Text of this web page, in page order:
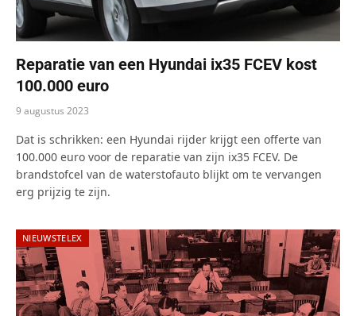
Reparatie van een Hyundai ix35 FCEV kost
100.000 euro
9 augustus 2023
Dat is schrikken: een Hyundai rijder krijgt een offerte van
100.000 euro voor de reparatie van zijn ix35 FCEV. De
brandstofcel van de waterstofauto blijkt om te vervangen
erg prijzig te zijn.
NIEUWSTELEX